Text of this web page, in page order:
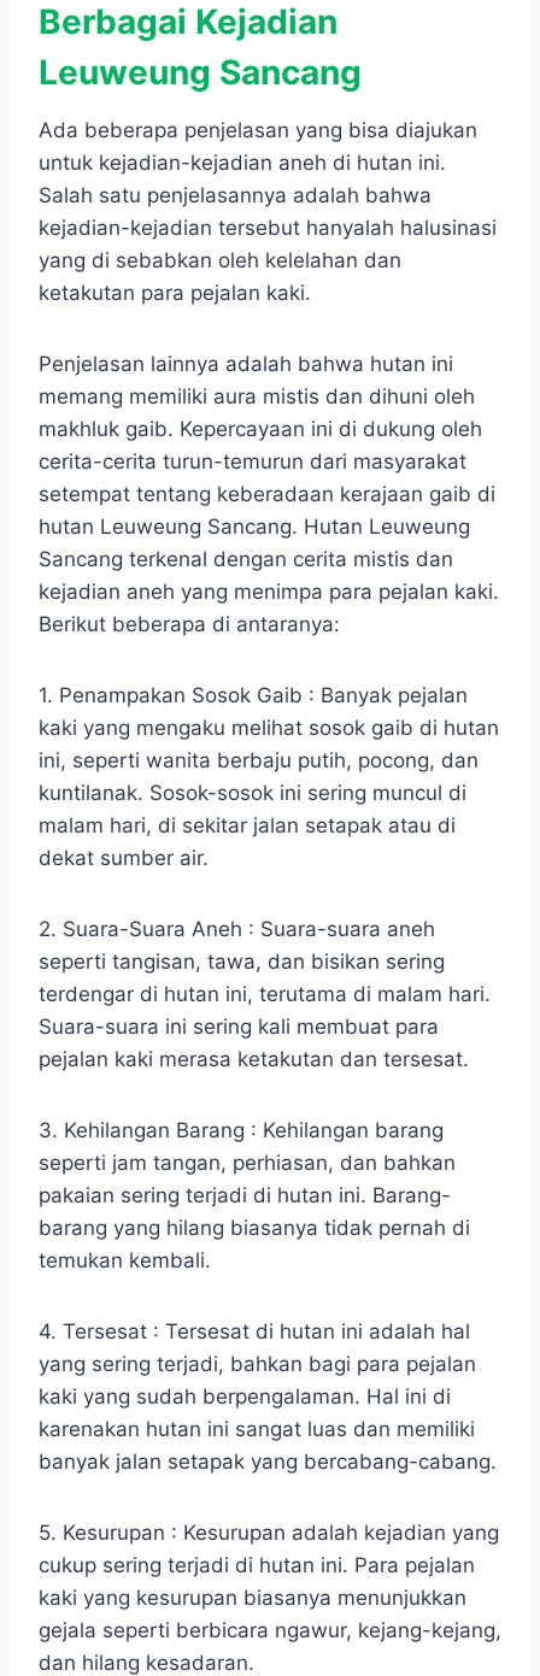
Berbagai Kejadian
Leuweung Sancang
Ada beberapa penjelasan yang bisa diajukan
untuk kejadian-kejadian aneh di hutan ini.
Salah satu penjelasannya adalah bahwa
kejadian-kejadian tersebut hanyalah halusinasi
yang di sebabkan oleh kelelahan dan
ketakutan para pejalan kaki.
Penjelasan lainnya adalah bahwa hutan ini
memang memiliki aura mistis dan dihuni oleh
makhluk gaib. Kepercayaan ini di dukung oleh
cerita-cerita turun-temurun dari masyarakat
setempat tentang keberadaan kerajaan gaib di
hutan Leuweung Sancang. Hutan Leuweung
Sancang terkenal dengan cerita mistis dan
kejadian aneh yang menimpa para pejalan kaki.
Berikut beberapa di antaranya:
1. Penampakan Sosok Gaib : Banyak pejalan
kaki yang mengaku melihat sosok gaib di hutan
ini, seperti wanita berbaju putih, pocong, dan
kuntilanak. Sosok-sosok ini sering muncul di
malam hari, di sekitar jalan setapak atau di
dekat sumber air.
2. Suara-Suara Aneh : Suara-suara aneh
seperti tangisan, tawa, dan bisikan sering
terdengar di hutan ini, terutama di malam hari.
Suara-suara ini sering kali membuat para
pejalan kaki merasa ketakutan dan tersesat.
3. Kehilangan Barang : Kehilangan barang
seperti jam tangan, perhiasan, dan bahkan
pakaian sering terjadi di hutan ini. Barang-
barang yang hilang biasanya tidak pernah di
temukan kembali.
4. Tersesat : Tersesat di hutan ini adalah hal
yang sering terjadi, bahkan bagi para pejalan
kaki yang sudah berpengalaman. Hal ini di
karenakan hutan ini sangat luas dan memiliki
banyak jalan setapak yang bercabang-cabang.
5. Kesurupan : Kesurupan adalah kejadian yang
cukup sering terjadi di hutan ini. Para pejalan
kaki yang kesurupan biasanya menunjukkan
gejala seperti berbicara ngawur, kejang-kejang,
dan hilang kesadaran.